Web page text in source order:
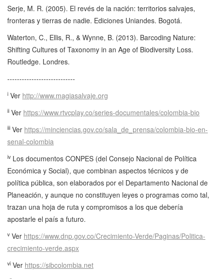
Serje, M. R. (2005). El revés de la nación: territorios salvajes,
fronteras y tierras de nadie. Ediciones Uniandes. Bogotá.
Waterton, C., Ellis, R., & Wynne, B. (2013). Barcoding Nature:
Shifting Cultures of Taxonomy in an Age of Biodiversity Loss.
Routledge. Londres.
----------------------------
i Ver http://www.magiasalvaje.org
ii Ver https://www.rtvcplay.co/series-documentales/colombia-bio
iii Ver https://minciencias.gov.co/sala_de_prensa/colombia-bio-en-
senal-colombia
iv Los documentos CONPES (del Consejo Nacional de Política
Económica y Social), que combinan aspectos técnicos y de
política pública, son elaborados por el Departamento Nacional de
Planeación, y aunque no constituyen leyes o programas como tal,
trazan una hoja de ruta y compromisos a los que debería
apostarle el país a futuro.
v Ver https://www.dnp.gov.co/Crecimiento-Verde/Paginas/Politica-
crecimiento-verde.aspx
vi Ver https://sibcolombia.net